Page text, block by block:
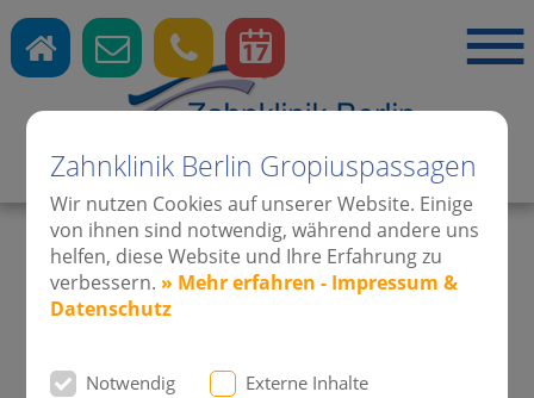
Zahnklinik Berlin Gropiuspassagen
Wir nutzen Cookies auf unserer Website. Einige
von ihnen sind notwendig, während andere uns
helfen, diese Website und Ihre Erfahrung zu
verbessern. » Mehr erfahren - Impressum &
Datenschutz
Notwendig Externe Inhalte
Zahnärzte · Kieferorthopädie ·Implantate
Stellenangebote
Unsere Zahnklinik, Zahnarzt- und